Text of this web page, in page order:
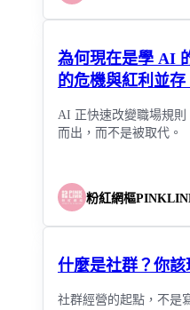
為何現在是學 AI
的危機與紅利並存
AI 正快速改變職場規
而出，而不是被取代。
粉紅網樞
什麼是社群？你該
社群經營的起點，不是